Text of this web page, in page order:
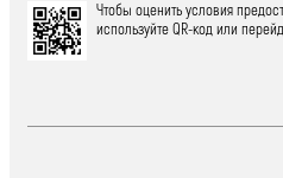
Чтобы оценить условия
используйте QR-код или